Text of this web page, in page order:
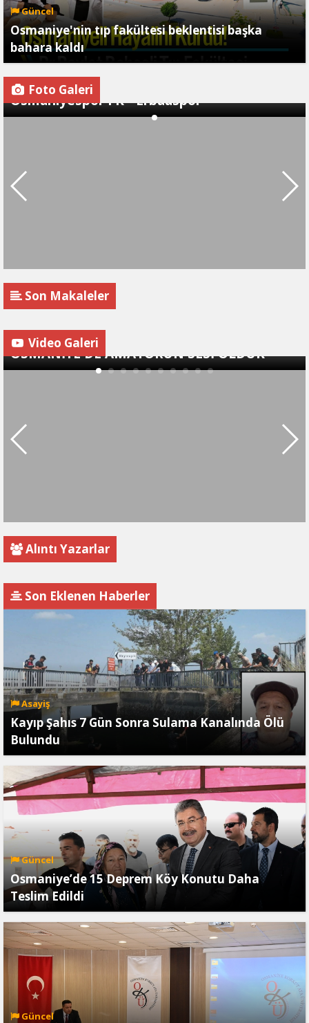
Güncel
Osmaniye'nin tıp fakültesi beklentisi başka
bahara kaldı
Foto Galeri
Osmaniyespor FK - Erbaaspor
Son Makaleler
Video Galeri
OSMANİYE'DE AMATÖRÜN SESİ OLDUK
Alıntı Yazarlar
Son Eklenen Haberler
Asayiş
Kayıp Şahıs 7 Gün Sonra Sulama Kanalında Ölü
Bulundu
Güncel
Osmaniye’de 15 Deprem Köy Konutu Daha
Teslim Edildi
Güncel